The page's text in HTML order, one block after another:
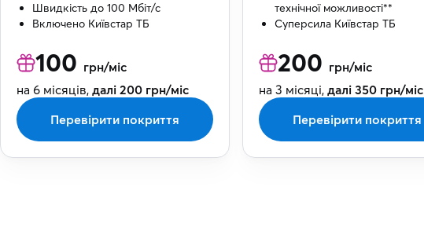
Швидкість до 100 Мбіт/с
Включено Київстар ТБ
100 грн/міс
на 6 місяців, далі 200 грн/міс
Перевірити покриття
технічної можливості**
Суперсила Київстар ТБ
200 грн/міс
на 3 місяці, далі 350 грн/міс
Перевірити покриття